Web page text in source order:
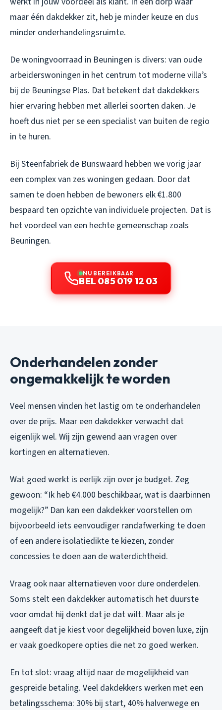
maar één dakdekker zit, heb je minder keuze en dus
minder onderhandelingsruimte.
De woningvoorraad in Beuningen is divers: van oude
arbeiderswoningen in het centrum tot moderne villa’s
bij de Beuningse Plas. Dat betekent dat dakdekkers
hier ervaring hebben met allerlei soorten daken. Je
hoeft dus niet per se een specialist van buiten de regio
in te huren.
Bij Steenfabriek de Bunswaard hebben we vorig jaar
een complex van zes woningen gedaan. Door dat
samen te doen hebben de bewoners elk €1.800
bespaard ten opzichte van individuele projecten. Dat is
het voordeel van een hechte gemeenschap zoals
Beuningen.
NU BEREIKBAAR
BEL 085 019 12 03
Onderhandelen zonder
ongemakkelijk te worden
Veel mensen vinden het lastig om te onderhandelen
over de prijs. Maar een dakdekker verwacht dat
eigenlijk wel. Wij zijn gewend aan vragen over
kortingen en alternatieven.
Wat goed werkt is eerlijk zijn over je budget. Zeg
gewoon: “Ik heb €4.000 beschikbaar, wat is daarbinnen
mogelijk?” Dan kan een dakdekker voorstellen om
bijvoorbeeld iets eenvoudiger randafwerking te doen
of een andere isolatiedikte te kiezen, zonder
concessies te doen aan de waterdichtheid.
Vraag ook naar alternatieven voor dure onderdelen.
Soms stelt een dakdekker automatisch het duurste
voor omdat hij denkt dat je dat wilt. Maar als je
aangeeft dat je kiest voor degelijkheid boven luxe, zijn
er vaak goedkopere opties die net zo goed werken.
En tot slot: vraag altijd naar de mogelijkheid van
gespreide betaling. Veel dakdekkers werken met een
betalingsschema: 30% bij start, 40% halverwege en